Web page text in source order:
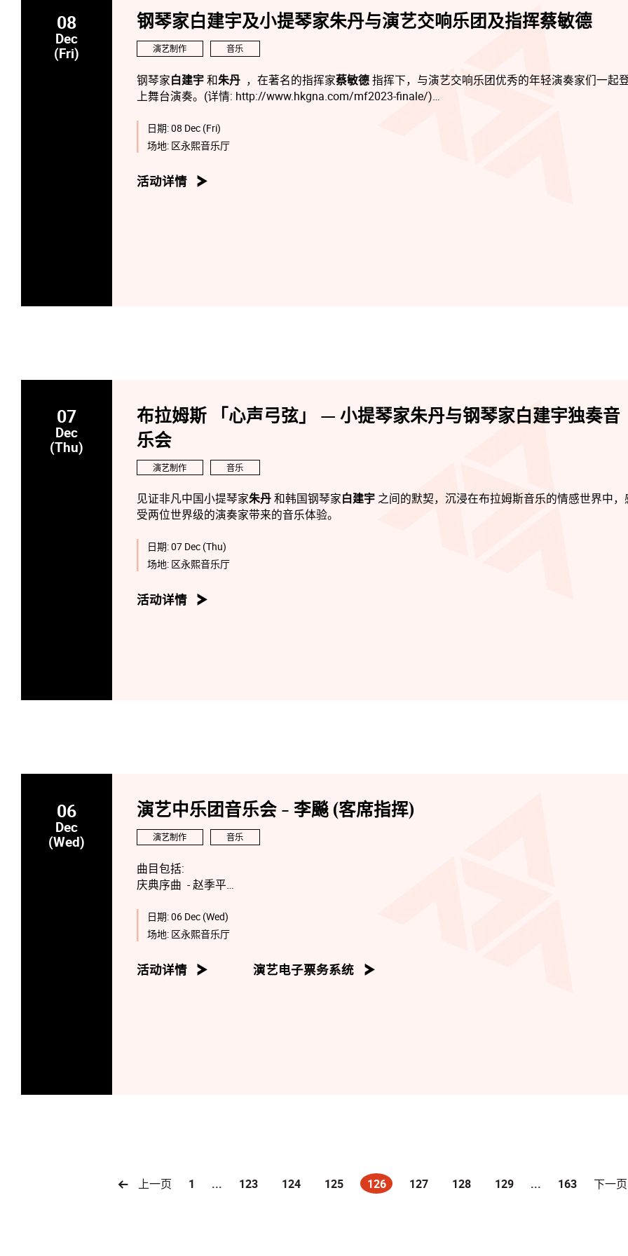
08
Dec
(Fri)
钢琴家白建宇及小提琴家朱丹与演艺交响乐团及指挥蔡敏德
演艺制作 音乐
钢琴家白建宇 和朱丹 ，在著名的指挥家蔡敏德 指挥下，与演艺交响乐团优秀的年轻演奏家们一起
上舞台演奏。(详情: http://www.hkgna.com/mf2023-finale/)
日期:08 Dec (Fri)
场地: 区永熙音乐厅
活动详情
07
Dec
(Thu)
布拉姆斯 「心声弓弦」 — 小提琴家朱丹与钢琴家白建宇独奏音
乐会
演艺制作 音乐
见证非凡中国小提琴家朱丹 和韩国钢琴家白建宇 之间的默契，沉浸在布拉姆斯音乐的情感世界中，
受两位世界级的演奏家带来的音乐体验。
日期:07 Dec (Thu)
场地: 区永熙音乐厅
活动详情
06
Dec
(Wed)
演艺中乐团音乐会 - 李飈 (客席指挥)
演艺制作 音乐
曲目包括:
庆典序曲 - 赵季平
巴赫音乐创意 - 唐建平
太阳颂 3-4乐章 - 王丹红
日期:06 Dec (Wed)
场地: 区永熙音乐厅
活动详情 演艺电子票务系统
上一页 1 ... 123 124 125 126
(current) 127 128 129 ... 163 下一页